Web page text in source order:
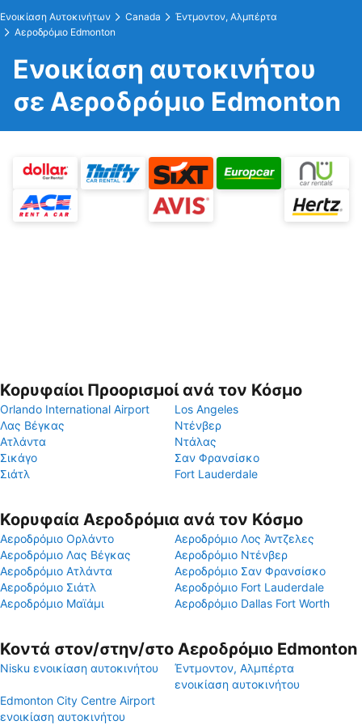
Ενοικίαση Αυτοκινήτων Canada
Έντμοντον, Αλμπέρτα
Αεροδρόμιο Edmonton
Ενοικίαση αυτοκινήτου
σε Αεροδρόμιο Edmonton
Κορυφαίοι Προορισμοί ανά τον Κόσμο
Orlando International Airport
Los Angeles
Λας Βέγκας
Ντένβερ
Ατλάντα
Ντάλας
Σικάγο
Σαν Φρανσίσκο
Σιάτλ
Fort Lauderdale
Κορυφαία Αεροδρόμια ανά τον Κόσμο
Αεροδρόμιο Ορλάντο
Αεροδρόμιο Λος Άντζελες
Αεροδρόμιο Λας Βέγκας
Αεροδρόμιο Ντένβερ
Αεροδρόμιο Ατλάντα
Αεροδρόμιο Σαν Φρανσίσκο
Αεροδρόμιο Σιάτλ
Αεροδρόμιο Fort Lauderdale
Αεροδρόμιο Μαϊάμι
Αεροδρόμιο Dallas Fort Worth
Κοντά στον/στην/στο Αεροδρόμιο Edmonton
Nisku ενοικίαση αυτοκινήτου
Έντμοντον, Αλμπέρτα
ενοικίαση αυτοκινήτου
Edmonton City Centre Airport
ενοικίαση αυτοκινήτου